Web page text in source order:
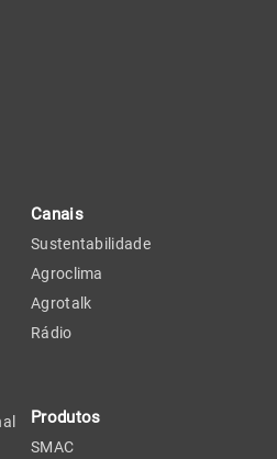
Canais
Sustentabilidade
Agroclima
Agrotalk
Rádio
Produtos
SMAC